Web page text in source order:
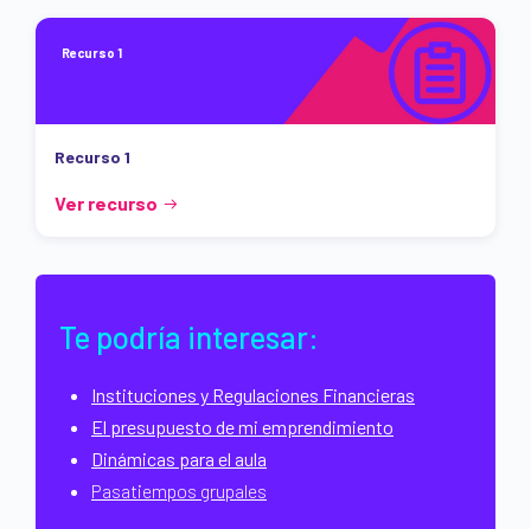
Recurso 1
Recurso 1
Ver recurso
Te podría interesar:
Instituciones y Regulaciones Financieras
El presupuesto de mi emprendimiento
Dinámicas para el aula
Pasatiempos grupales